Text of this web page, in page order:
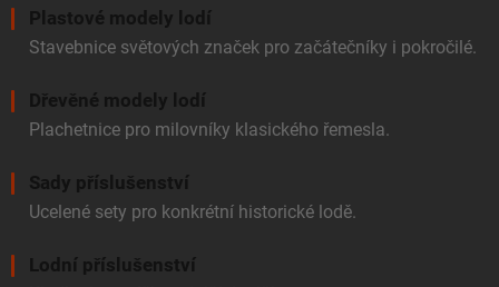
Plastové modely lodí
Stavebnice světových značek pro začátečníky i pokročilé.
Dřevěné modely lodí
Plachetnice pro milovníky klasického řemesla.
Sady příslušenství
Ucelené sety pro konkrétní historické lodě.
Lodní příslušenství